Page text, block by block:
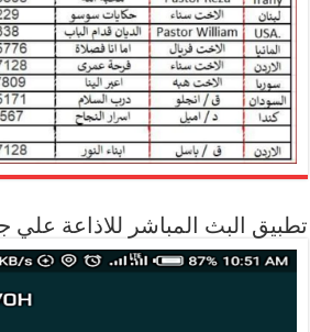
تطبيق البث المباشر للاذاعة علي